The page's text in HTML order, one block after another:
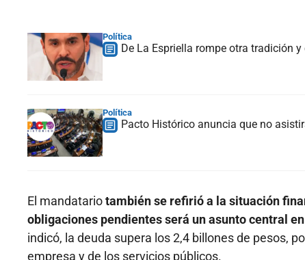
Política
De La Espriella rompe otra tradición
Política
Pacto Histórico anuncia que no
El mandatariotambién se refirió a la situación
obligaciones pendientes será un asunto central
indicó, la deuda supera los 2,4 billones de pesos,
empresa y de los servicios públicos.